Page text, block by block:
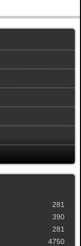
281
390
281
4750